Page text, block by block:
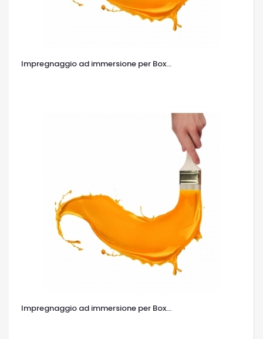
Impregnaggio ad immersione per Box...
Impregnaggio ad immersione per Box...